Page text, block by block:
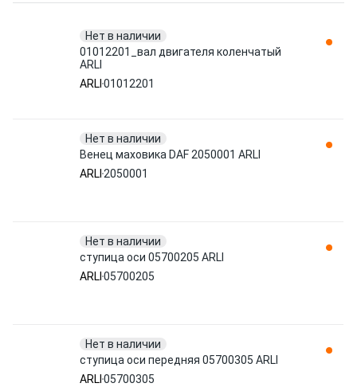
Нет в наличии
01012201_вал двигателя коленчатый
ARLI
ARLI 01012201
Нет в наличии
Венец маховика DAF 2050001 ARLI
ARLI 2050001
Нет в наличии
ступица оси 05700205 ARLI
ARLI 05700205
Нет в наличии
ступица оси передняя 05700305 ARLI
ARLI 05700305